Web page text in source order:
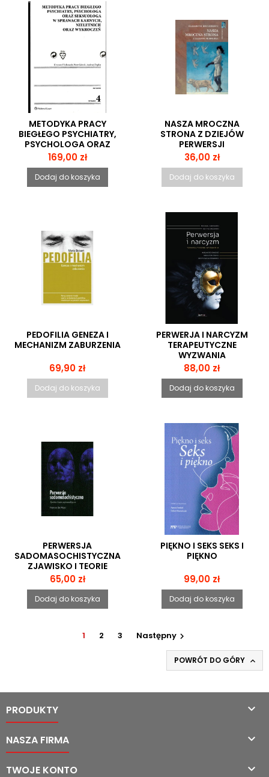
METODYKA PRACY
BIEGŁEGO PSYCHIATRY,
PSYCHOLOGA ORAZ
SEKSUOLOGA W
SPRAWACH KARNYCH,
NIELETNICH ORAZ
WYKROCZEŃ
Cena
169,00 zł
Dodaj do koszyka
NASZA MROCZNA
STRONA Z DZIEJÓW
PERWERSJI
Cena
36,00 zł
Dodaj do koszyka
PEDOFILIA GENEZA I
MECHANIZM ZABURZENIA
Cena
69,90 zł
Dodaj do koszyka
PERWERJA I NARCYZM
TERAPEUTYCZNE
WYZWANIA
Cena
88,00 zł
Dodaj do koszyka
PERWERSJA
SADOMASOCHISTYCZNA
ZJAWISKO I TEORIE
PSYCHOANALITYCZNE
Cena
65,00 zł
Dodaj do koszyka
PIĘKNO I SEKS SEKS I
PIĘKNO
Cena
99,00 zł
Dodaj do koszyka
1 2 3 Następny
POWRÓT DO GÓRY 
PRODUKTY 
NASZA FIRMA 
TWOJE KONTO 